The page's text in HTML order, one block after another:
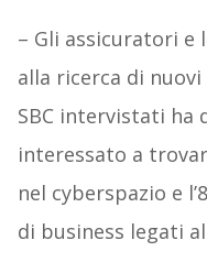
– Gli assicuratori e
alla ricerca di
SBC intervistati ha
interessato a
nel cyberspazio e
di business legati